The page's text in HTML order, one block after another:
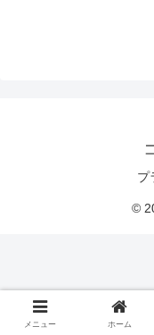
プ
©
メニュー ホーム